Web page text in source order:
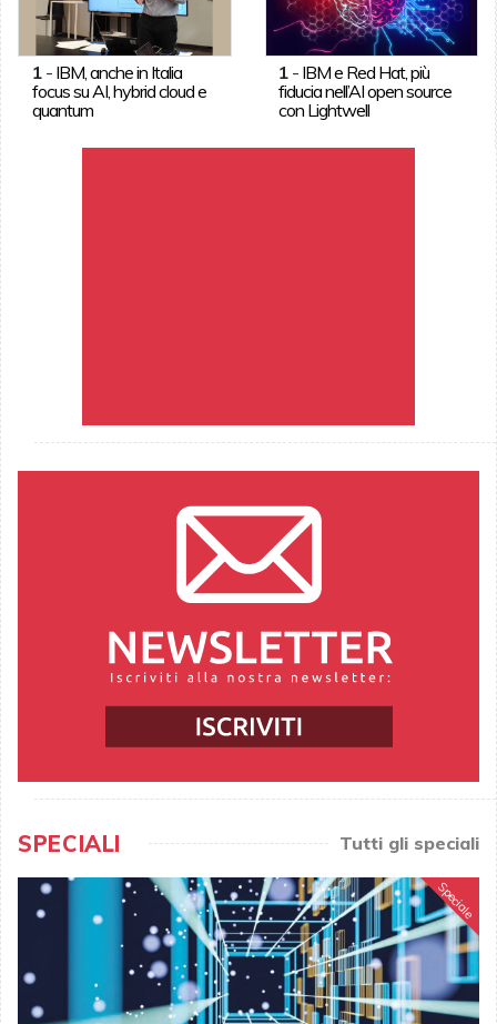
1- IBM, anche in Italia
focus su AI, hybrid cloud e
quantum
1 - IBM e Red Hat, più
fiducia nell’AI open source
con Lightwell
SPECIALI Tutti gli speciali
Speciale